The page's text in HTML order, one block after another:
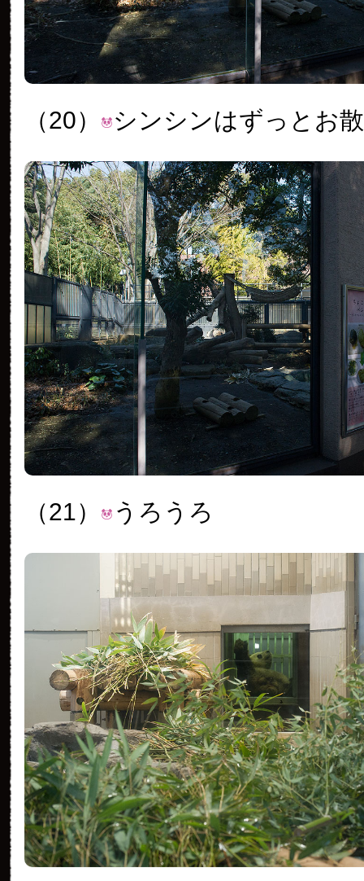
（20） シンシンはずっとお
（21） うろうろ